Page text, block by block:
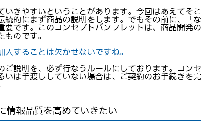
きやすいということがあります。今回はあえてそこ
統的にまず商品の説明をします。でもその前に、「な
要です。このコンセプトパンフレットは、商品開発の
のです。
することは欠かせないですね。
ご説明を、必ず行なうルールにしております。コンセ
いは手渡ししていない場合は、ご契約のお手続きを完
情報品質を高めていきたい